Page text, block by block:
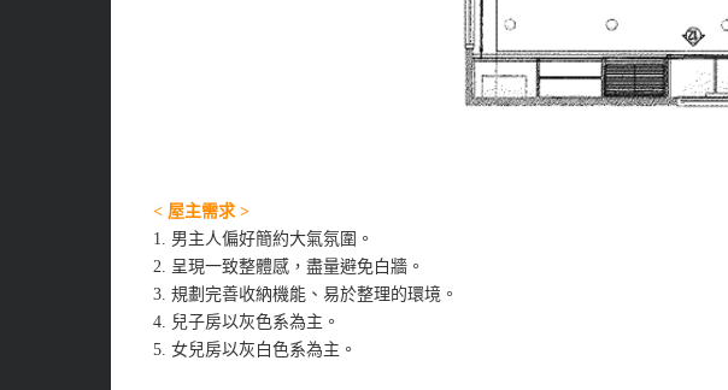
< 屋主需求 >
1. 男主人偏好簡約大氣氛圍。
2. 呈現一致整體感，盡量避免白牆。
3. 規劃完善收納機能、易於整理的環境。
4. 兒子房以灰色系為主。
5. 女兒房以灰白色系為主。